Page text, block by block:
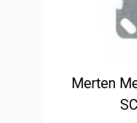
Merten